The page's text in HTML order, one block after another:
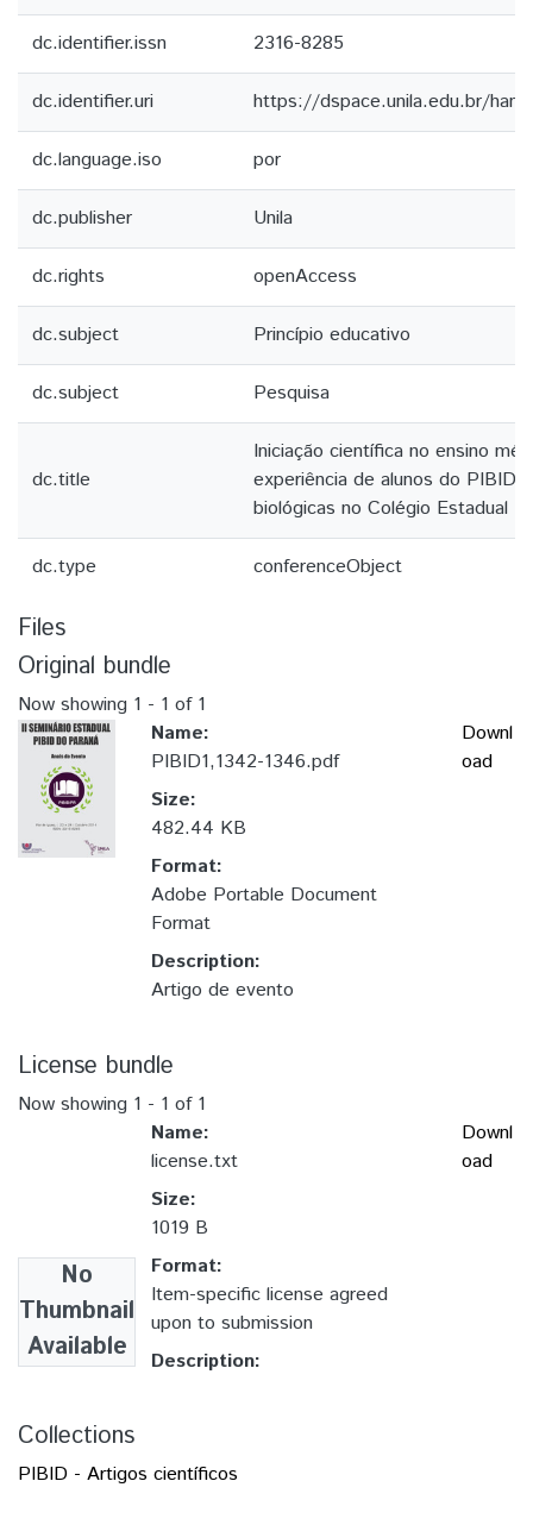
dc.identifier.issn 2316-8285
dc.identifier.uri https://dspace.unila.edu.br/
dc.language.iso por
dc.publisher Unila
dc.rights openAccess
dc.subject Princípio educativo
dc.subject Pesquisa
dc.title
Iniciação científica no ensino
experiência de alunos do PIBID/
biológicas no Colégio Estadual
dc.type conferenceObject
Files
Original bundle
Now showing 1 - 1 of 1
Name:
PIBID1,1342-1346.pdf
Size:
482.44 KB
Format:
Adobe Portable Document
Format
Description:
Artigo de evento
Downl
oad
License bundle
Now showing 1 - 1 of 1
No
Thumbnail
Available
Name:
license.txt
Size:
1019 B
Format:
Item-specific license agreed
upon to submission
Description:
Downl
oad
Collections
PIBID - Artigos científicos